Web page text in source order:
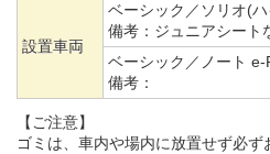
設置車両
ベーシック／ソリオ(
備考： ジュニアシート
ベーシック／ノート e-
備考：
【ご注意】
ゴミは、車内や場内に放置せず必ず